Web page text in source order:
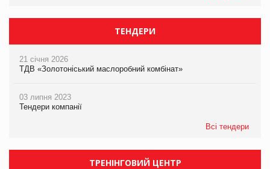
ТЕНДЕРИ
21 січня 2026
ТДВ «Золотоніський маслоробний комбінат»
03 липня 2023
Тендери компанії
Всі тендери
ТРЕНІНГОВИЙ ЦЕНТР